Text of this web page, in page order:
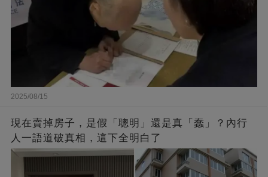
2025/08/15
現在賣掉房子，是假「聰明」還是真「蠢」？內行
人一語道破真相，這下全明白了